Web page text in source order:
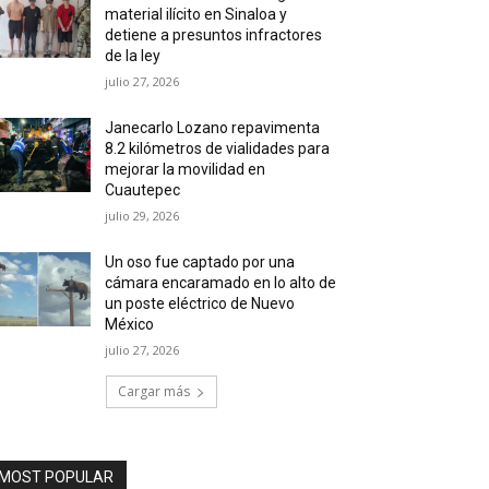
material ilícito en Sinaloa y
detiene a presuntos infractores
de la ley
julio 27, 2026
Janecarlo Lozano repavimenta
8.2 kilómetros de vialidades para
mejorar la movilidad en
Cuautepec
julio 29, 2026
Un oso fue captado por una
cámara encaramado en lo alto de
un poste eléctrico de Nuevo
México
julio 27, 2026
Cargar más
POPULAR